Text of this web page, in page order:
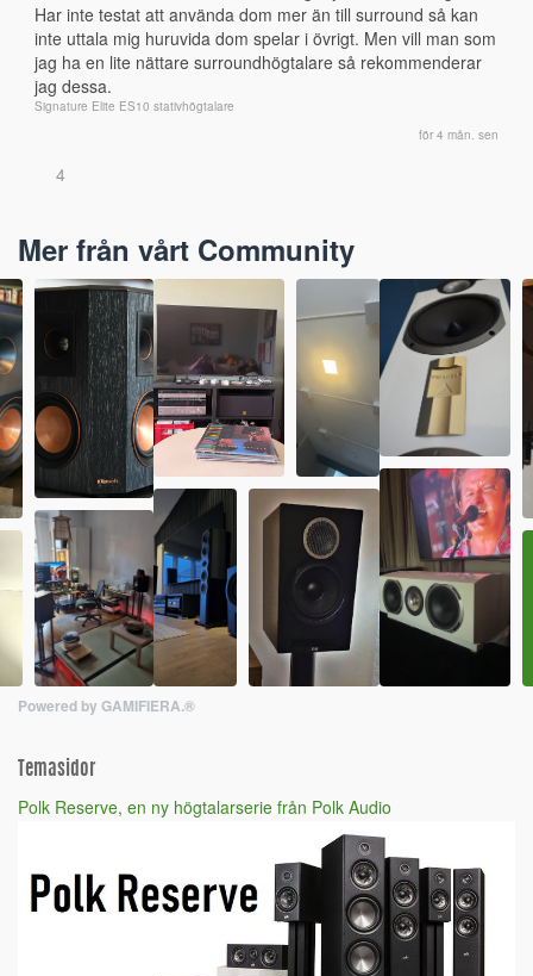
Har inte testat att använda dom mer än till surround så kan
inte uttala mig huruvida dom spelar i övrigt. Men vill man som
jag ha en lite nättare surroundhögtalare så rekommenderar
jag dessa.
Signature Elite ES10 stativhögtalare
för 4 mån. sen
4
Mer från vårt Community
Powered by GAMIFIERA.®
Temasidor
Polk Reserve, en ny högtalarserie från Polk Audio